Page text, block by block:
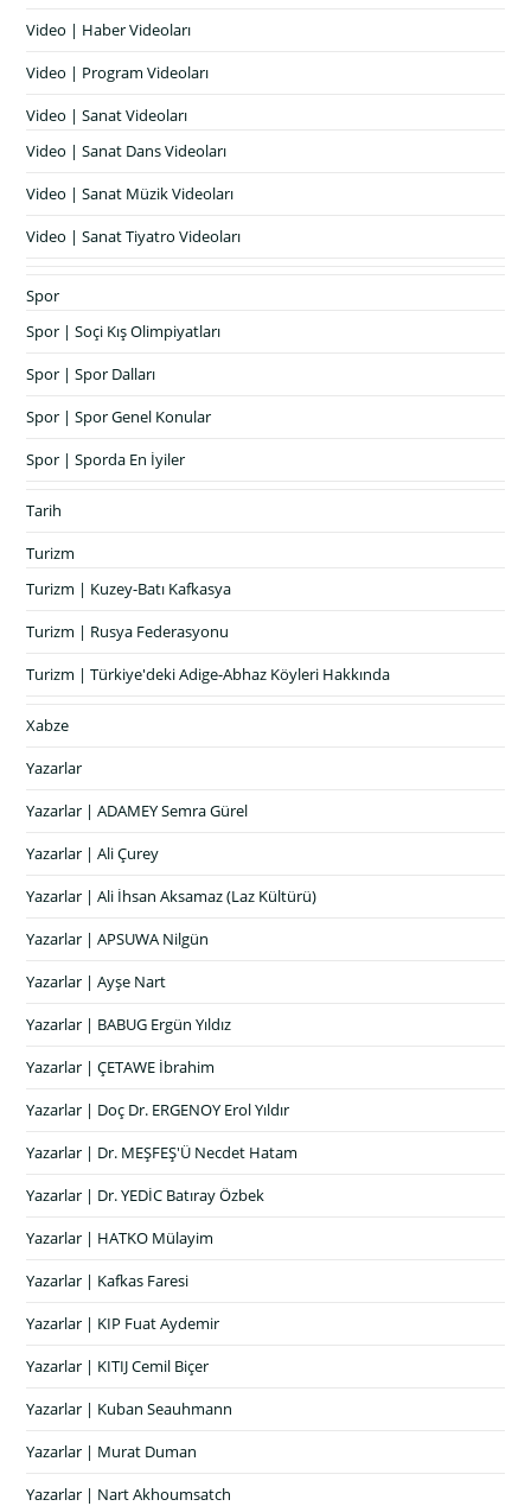
Video | Haber Videoları
Video | Program Videoları
Video | Sanat Videoları
Video | Sanat Dans Videoları
Video | Sanat Müzik Videoları
Video | Sanat Tiyatro Videoları
Spor
Spor | Soçi Kış Olimpiyatları
Spor | Spor Dalları
Spor | Spor Genel Konular
Spor | Sporda En İyiler
Tarih
Turizm
Turizm | Kuzey-Batı Kafkasya
Turizm | Rusya Federasyonu
Turizm | Türkiye'deki Adige-Abhaz Köyleri Hakkında
Xabze
Yazarlar
Yazarlar | ADAMEY Semra Gürel
Yazarlar | Ali Çurey
Yazarlar | Ali İhsan Aksamaz (Laz Kültürü)
Yazarlar | APSUWA Nilgün
Yazarlar | Ayşe Nart
Yazarlar | BABUG Ergün Yıldız
Yazarlar | ÇETAWE İbrahim
Yazarlar | Doç Dr. ERGENOY Erol Yıldır
Yazarlar | Dr. MEŞFEŞ'Ü Necdet Hatam
Yazarlar | Dr. YEDİC Batıray Özbek
Yazarlar | HATKO Mülayim
Yazarlar | Kafkas Faresi
Yazarlar | KIP Fuat Aydemir
Yazarlar | KITIJ Cemil Biçer
Yazarlar | Kuban Seauhmann
Yazarlar | Murat Duman
Yazarlar | Nart Akhoumsatch